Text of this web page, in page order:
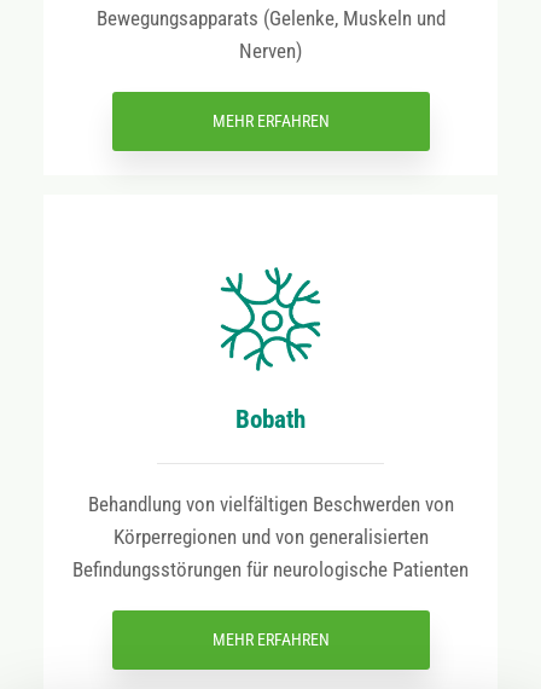
Bewegungsapparats (Gelenke, Muskeln und
Nerven)
MEHR ERFAHREN
Bobath
Behandlung von vielfältigen Beschwerden von
Körperregionen und von generalisierten
Befindungsstörungen für neurologische Patienten
MEHR ERFAHREN